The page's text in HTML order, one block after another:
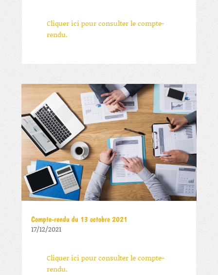
Cliquer ici pour consulter le compte-
rendu.
Compte-rendu du 13 octobre 2021
17/12/2021
Cliquer ici pour consulter le compte-
rendu.